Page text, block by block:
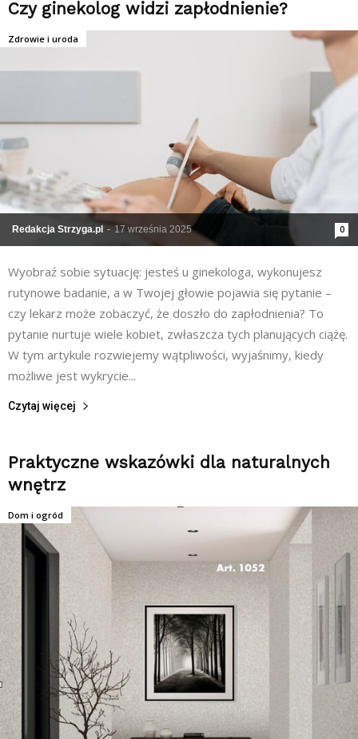
Czy ginekolog widzi zapłodnienie?
Redakcja Strzyga.pl - 17 września 2025 0
Zdrowie i uroda
Wyobraź sobie sytuację: jesteś u ginekologa, wykonujesz
rutynowe badanie, a w Twojej głowie pojawia się pytanie –
czy lekarz może zobaczyć, że doszło do zapłodnienia? To
pytanie nurtuje wiele kobiet, zwłaszcza tych planujących ciążę.
W tym artykule rozwiejemy wątpliwości, wyjaśnimy, kiedy
możliwe jest wykrycie...
Czytaj więcej
Praktyczne wskazówki dla naturalnych
wnętrz
Dom i ogród